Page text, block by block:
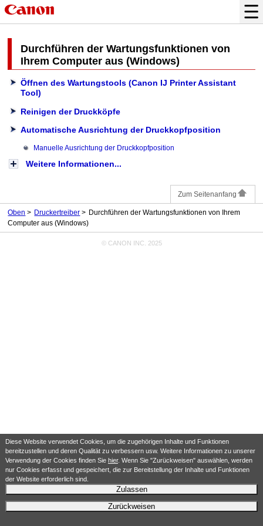
Diese Website verwendet Cookies, um die zugehörigen Inhalte und Funktionen
bereitzustellen und deren Qualität zu verbessern usw. Weitere Informationen zu unserer
Verwendung der Cookies finden Sie hier. Wenn Sie "Zurückweisen" auswählen, werden
nur Cookies erfasst und gespeichert, die zur Bereitstellung der Inhalte und Funktionen
der Website erforderlich sind.
Zulassen
Zurückweisen
Durchführen der Wartungsfunktionen von
Ihrem Computer aus (Windows)
Öffnen des Wartungstools (Canon IJ Printer Assistant
Tool)
Reinigen der Druckköpfe
Automatische Ausrichtung der Druckkopfposition
Manuelle Ausrichtung der Druckkopfposition
Weitere Informationen...
Zum Seitenanfang
Oben Druckertreiber
Durchführen der Wartungsfunktionen von Ihrem
Computer aus (Windows)
© CANON INC. 2025